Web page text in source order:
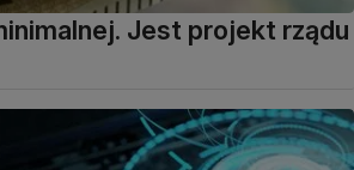
Jest projekt rządu